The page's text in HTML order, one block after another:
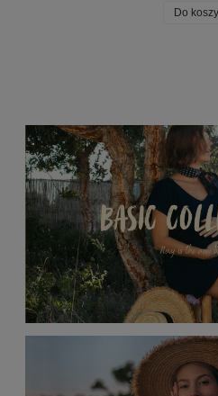
Do